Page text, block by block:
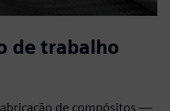
de trabalho
de compósitos —